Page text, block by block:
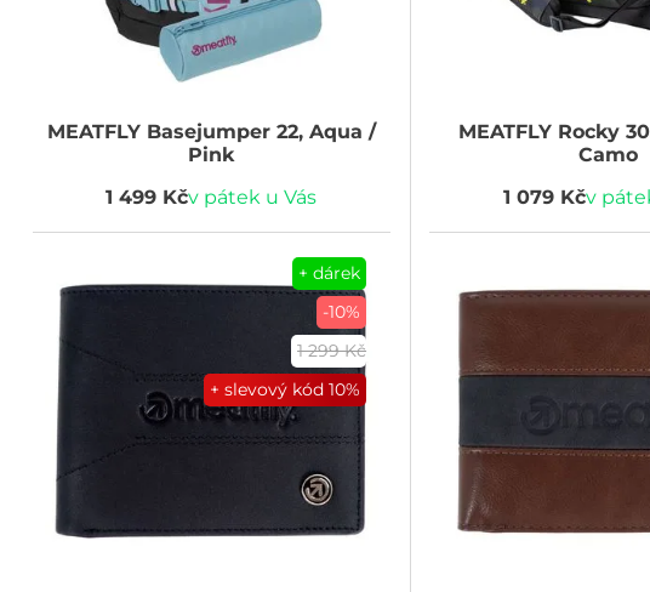
MEATFLYBasejumper 22, Aqua /
Pink
1 499 Kčv pátek u Vás
MEATFLYRocky
Camo
1 079 Kčv
+ dárek
-10%
1 299 Kč
+ slevový kód 10%